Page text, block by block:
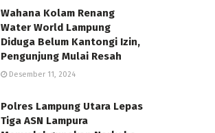
Wahana Kolam Renang
Water World Lampung
Diduga Belum Kantongi Izin,
Pengunjung Mulai Resah
Desember 11, 2024
Polres Lampung Utara Lepas
Tiga ASN Lampura